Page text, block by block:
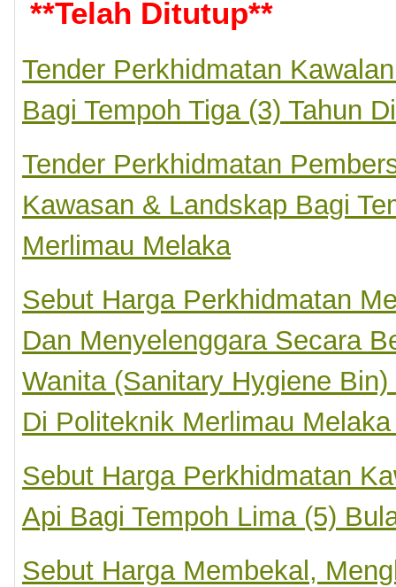
**Telah Ditutup**
Tender Perkhidmatan
Bagi Tempoh Tiga (3) Tahun
Tender Perkhidmatan
Kawasan & Landskap Bagi
Merlimau Melaka
Sebut Harga Perkhidmatan
Dan Menyelenggara Secara
Wanita (Sanitary Hygiene
Di Politeknik Merlimau
Sebut Harga Perkhidmatan
Api Bagi Tempoh Lima (5)
Sebut Harga Membekal,